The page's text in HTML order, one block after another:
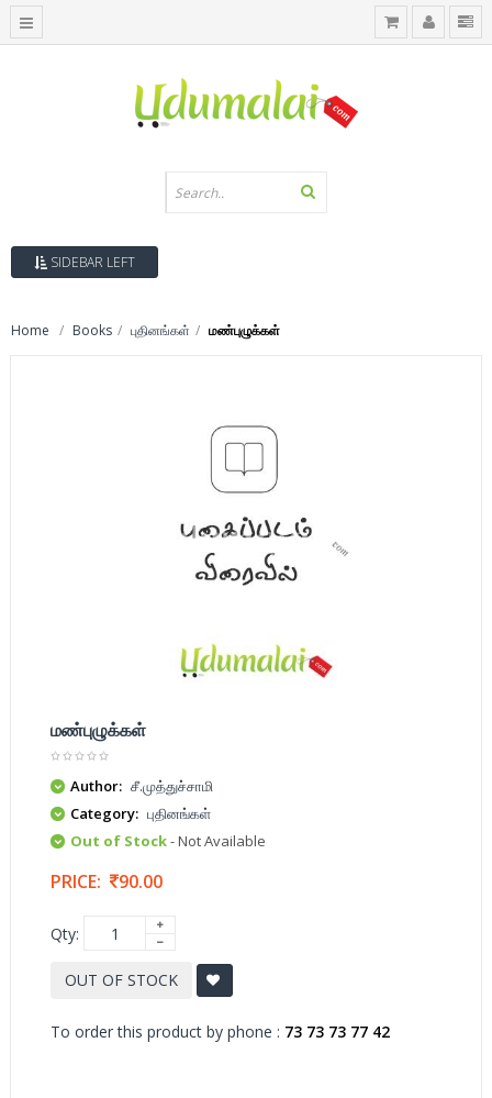
SIDEBAR LEFT
Home Books புதினங்கள் மண்புழுக்கள்
மண்புழுக்கள்
Author: சீ.முத்துச்சாமி
Category: புதினங்கள்
Out of Stock- Not Available
PRICE: 90.00
Qty:
OUT OF STOCK
To order this product by phone : 73 73 73 77 42